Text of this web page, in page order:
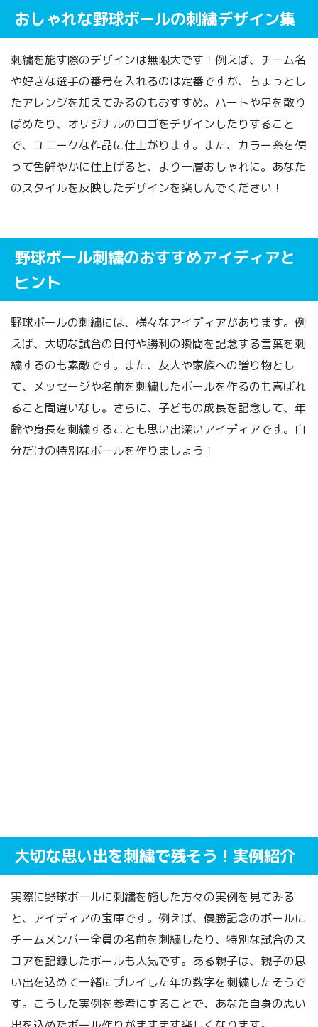
おしゃれな野球ボールの刺繍デザイン集
刺繍を施す際のデザインは無限大です！例えば、チーム名
や好きな選手の番号を入れるのは定番ですが、ちょっとし
たアレンジを加えてみるのもおすすめ。ハートや星を散り
ばめたり、オリジナルのロゴをデザインしたりすること
で、ユニークな作品に仕上がります。また、カラー糸を使
って色鮮やかに仕上げると、より一層おしゃれに。あなた
のスタイルを反映したデザインを楽しんでください！
野球ボール刺繍のおすすめアイディアと
ヒント
野球ボールの刺繍には、様々なアイディアがあります。例
えば、大切な試合の日付や勝利の瞬間を記念する言葉を刺
繍するのも素敵です。また、友人や家族への贈り物とし
て、メッセージや名前を刺繍したボールを作るのも喜ばれ
ること間違いなし。さらに、子どもの成長を記念して、年
齢や身長を刺繍することも思い出深いアイディアです。自
分だけの特別なボールを作りましょう！
大切な思い出を刺繍で残そう！実例紹介
実際に野球ボールに刺繍を施した方々の実例を見てみる
と、アイディアの宝庫です。例えば、優勝記念のボールに
チームメンバー全員の名前を刺繍したり、特別な試合のス
コアを記録したボールも人気です。ある親子は、親子の思
い出を込めて一緒にプレイした年の数字を刺繍したそうで
す。こうした実例を参考にすることで、あなた自身の思い